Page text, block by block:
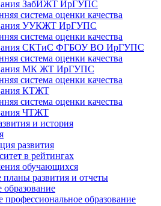
ЗабИЖТ ИрГУПС
система оценки качества
УУКЖТ ИрГУПС
система оценки качества
СКТиС ФГБОУ ВО ИрГУПС
система оценки качества
МК ЖТ ИрГУПС
система оценки качества
КТЖТ
система оценки качества
ЧТЖТ
и история
развития
в рейтингах
обучающихся
развития и отчеты
профессиональное образование